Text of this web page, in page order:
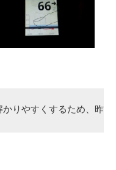
りやすくするため、昨